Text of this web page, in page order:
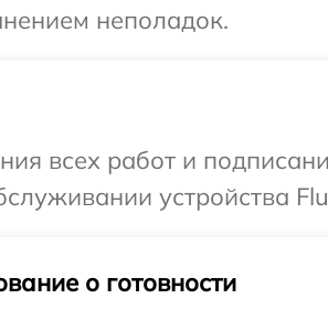
неполадок.
всех работ и
устройства
о готовности